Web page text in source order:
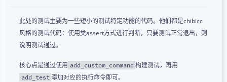
此处的测试主要为一些短小的测试特定功能的代码。他们都是chibicc
风格的测试代码：使用类assert方式进行判断，只要测试正常退出，则
说明测试通过。
核心点是通过使用 add_custom_command 构建测试，再用
add_test 添加对应的执行命令即可。